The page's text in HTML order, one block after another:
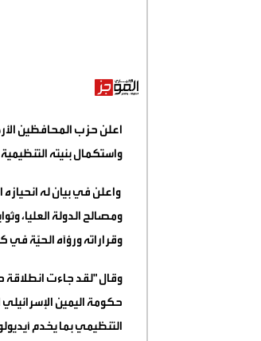
اعلن حزب المحافظين
واستكمال بنيته التنظيمية
واعلن في بيان له
ومصالح الدولة العليا،
وقراراته ورؤآه الحيّة
وقال "لقد جاءت انطلاقة
حكومة اليمين
التنظيمي بما يخدم